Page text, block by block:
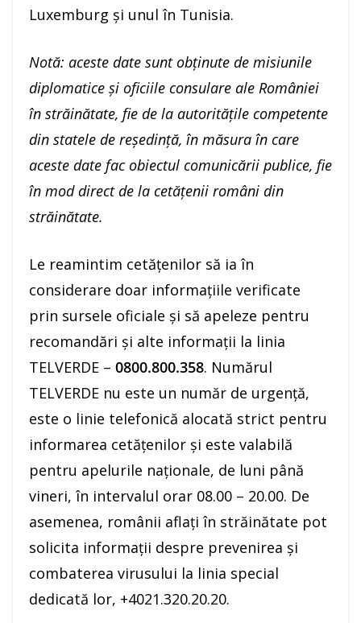
Luxemburg și unul în Tunisia.
Notă: aceste date sunt obținute de misiunile
diplomatice și oficiile consulare ale României
în străinătate, fie de la autoritățile competente
din statele de reședință, în măsura în care
aceste date fac obiectul comunicării publice, fie
în mod direct de la cetățenii români din
străinătate.
Le reamintim cetățenilor să ia în
considerare doar informațiile verificate
prin sursele oficiale și să apeleze pentru
recomandări și alte informații la linia
TELVERDE – 0800.800.358. Numărul
TELVERDE nu este un număr de urgență,
este o linie telefonică alocată strict pentru
informarea cetățenilor și este valabilă
pentru apelurile naționale, de luni până
vineri, în intervalul orar 08.00 – 20.00. De
asemenea, românii aflați în străinătate pot
solicita informații despre prevenirea și
combaterea virusului la linia special
dedicată lor, +4021.320.20.20.